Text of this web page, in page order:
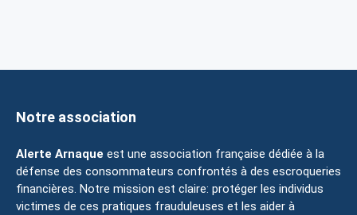
Notre association
Alerte Arnaque est une association française dédiée à la
défense des consommateurs confrontés à des escroqueries
financières. Notre mission est claire: protéger les individus
victimes de ces pratiques frauduleuses et les aider à